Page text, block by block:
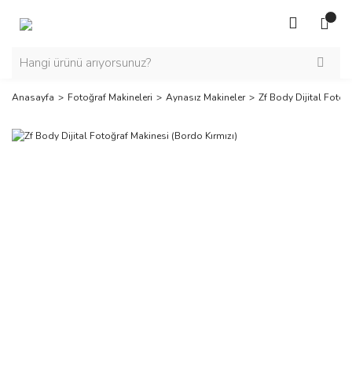
Anasayfa Fotoğraf Makineleri Aynasız Makineler Zf Body Dijital